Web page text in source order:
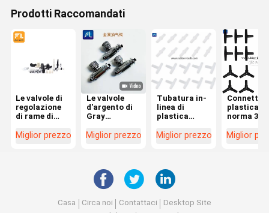
Prodotti Raccomandati
Le valvole di
regolazione
di rame di
flusso d'aria
dell'ago
regolazione
Miglior prezzo
Le valvole
d'argento di
Gray
Air Flow
Control
regolazione
compressa
del flusso
metallo
Miglior prezzo
Tubatura in-
linea di
plastica
connettore
della valvola
T a tre corsie
& diritto
Miglior prezzo
Connettori
plastica
norma 3/
tubatura
linea aerea
Miglior
Casa Circa noi Contattaci
Desktop Site